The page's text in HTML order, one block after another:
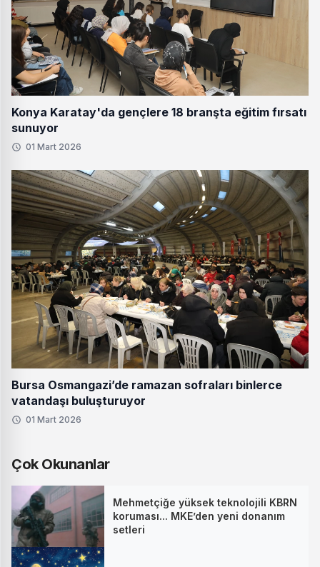
Konya Karatay'da gençlere 18 branşta eğitim fırsatı
sunuyor
01 Mart 2026
Bursa Osmangazi’de ramazan sofraları binlerce
vatandaşı buluşturuyor
01 Mart 2026
Çok Okunanlar
Mehmetçiğe yüksek teknolojili KBRN
koruması... MKE’den yeni donanım
setleri